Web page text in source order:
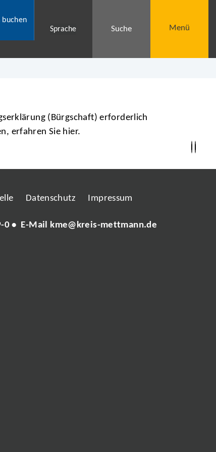
buchen
Sprache
Suche Menü
(Bürgschaft) erforderlich
erfahren Sie hier.
Datenschutz Impressum
0• E-Mail kme@kreis-mettmann.de